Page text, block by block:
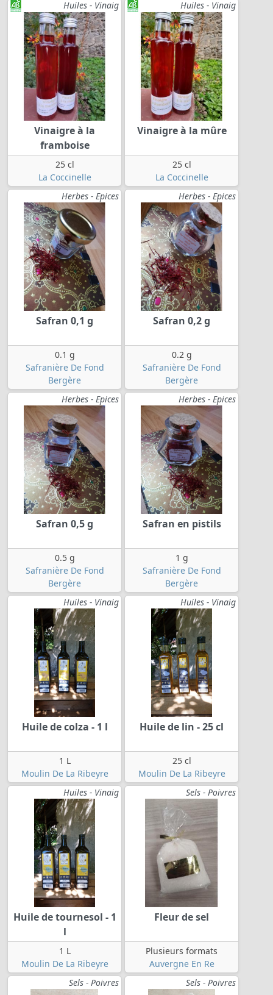
Huiles - Vinaig
Vinaigre à la
framboise
25 cl
La Coccinelle
Huiles - Vinaig
Vinaigre à la mûre
25 cl
La Coccinelle
Herbes - Epices
Safran 0,1 g
0.1 g
Safranière De Fond
Bergère
Herbes - Epices
Safran 0,2 g
0.2 g
Safranière De Fond
Bergère
Herbes - Epices
Safran 0,5 g
0.5 g
Safranière De Fond
Bergère
Herbes - Epices
Safran en pistils
1 g
Safranière De Fond
Bergère
Huiles - Vinaig
Huile de colza - 1 l
1 L
Moulin De La Ribeyre
Huiles - Vinaig
Huile de lin - 25 cl
25 cl
Moulin De La Ribeyre
Huiles - Vinaig
Huile de tournesol - 1
l
1 L
Moulin De La Ribeyre
Sels - Poivres
Fleur de sel
Plusieurs formats
Auvergne En Re
Sels - Poivres
Sels - Poivres